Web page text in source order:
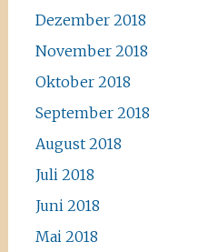
Dezember 2018
November 2018
Oktober 2018
September 2018
August 2018
Juli 2018
Juni 2018
Mai 2018